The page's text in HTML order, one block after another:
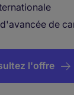
de
l'offre